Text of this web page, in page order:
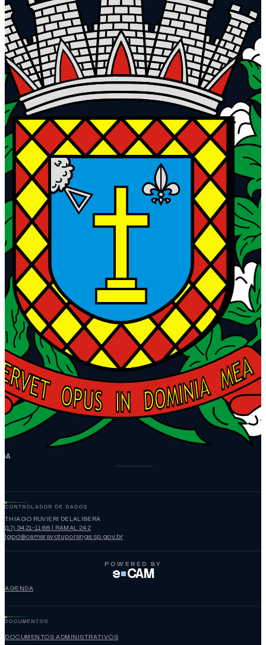
CONTROLADOR DE DADOS
THIAGO RUVIERI DELALIBERA
(17) 3421-1188 | RAMAL 242
lgpd@camaravotuporanga.sp.gov.br
POWERED BY
e CAM
AGENDA
DOCUMENTOS
DOCUMENTOS ADMINISTRATIVOS